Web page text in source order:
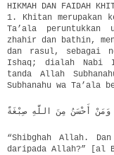
HIKMAH DAN FAIDAH
1. Khitan merupakan
Ta’ala peruntukkan
zhahir dan bathin,
dan rasul, sebagai
Ishaq; dialah Nabi
tanda Allah
Subhanahu wa Ta’ala
وَمَنْ أَحْسَنُ مِنَ اللَّهِ صِبْغَةًَ
“Shibghah Allah.
daripada Allah?” [al